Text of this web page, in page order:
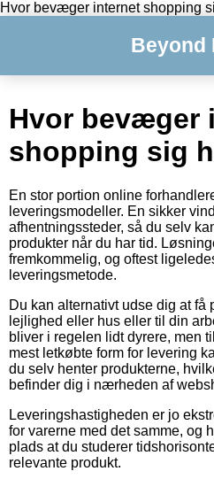
Hvor bevæger internet shopping
Beyond
Hvor bevæger
shopping sig
En stor portion online
leveringsmodeller. En sikker
afhentningssteder, så du selv
produkter når du har tid.
fremkommelig, og oftest
leveringsmetode.
Du kan alternativt udse dig at få
lejlighed eller hus eller til din
bliver i regelen lidt dyrere, men
mest letkøbte form for levering
du selv henter produkterne,
befinder dig i nærheden af
Leveringshastigheden er jo
for varerne med det samme, og
plads at du studerer
relevante produkt.